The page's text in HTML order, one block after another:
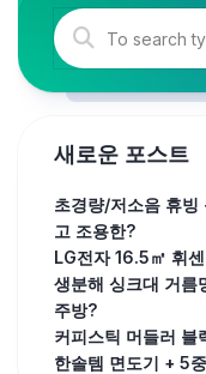
새로운 포스트
초경량/저소음 휴빙
고 조용한?
LG전자 16.5㎡ 휘
생분해 싱크대 거름
주방?
커피스틱 머들러 블
한솔템 면도기 + 5